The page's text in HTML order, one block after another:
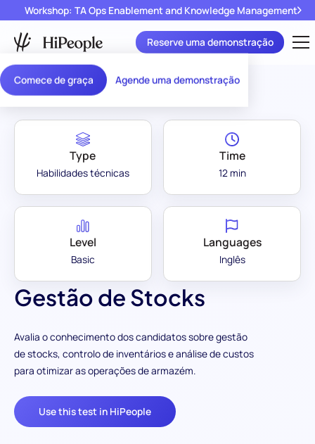
Comece de graça Agende uma demonstração
Workshop: TA Ops Enablement and Knowledge Management
Reserve uma demonstração
Assessment Library
Gestão de Stocks
Avalia o conhecimento dos candidatos sobre gestão
de stocks, controlo de inventários e análise de custos
para otimizar as operações de armazém.
Use this test in HiPeople
Type
Habilidades técnicas
Time
12 min
Level
Basic
Languages
Inglês